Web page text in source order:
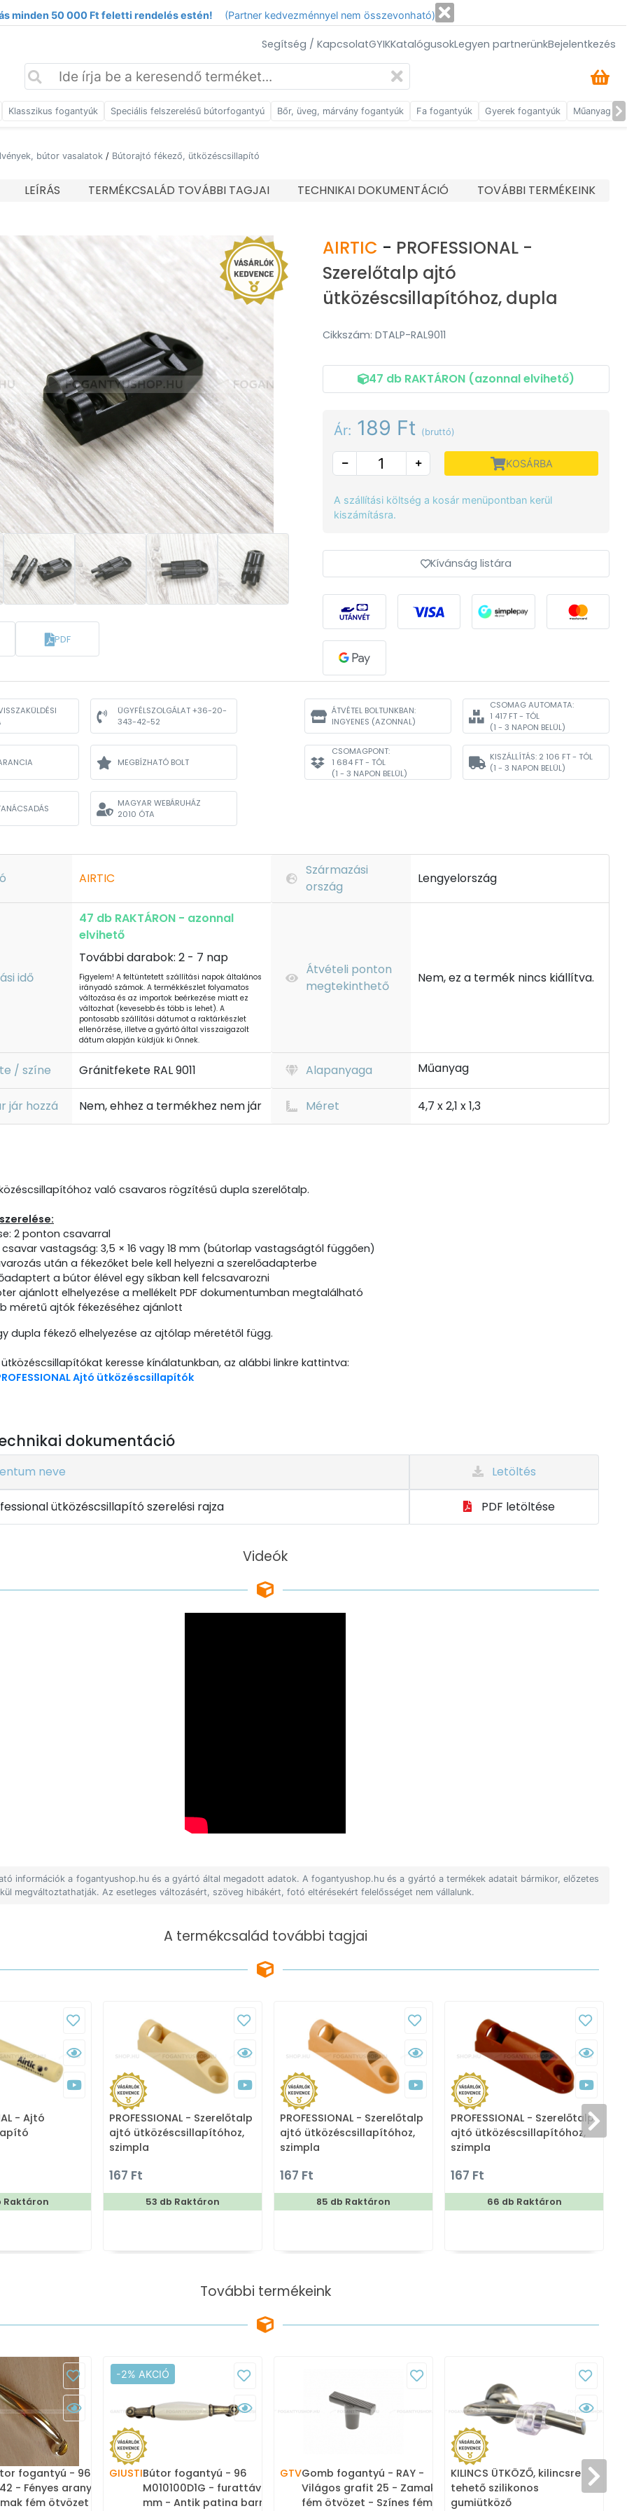
minden 50 000 Ft feletti rendelés estén! (Partner kedvezménnyel nem összevonható)
Segítség / KapcsolatGYIKKatalógusokLegyen partnerünkBejelentkezés
Klasszikus fogantyúk Speciális felszerelésű bútorfogantyú Bőr, üveg, márvány fogantyúk Fa fogantyúk Gyerek fogantyúk Műanyag
bútor vasalatok / Bútorajtó fékező, ütközéscsillapító
LEÍRÁS TERMÉKCSALÁD TOVÁBBI TAGJAI TECHNIKAI DOKUMENTÁCIÓ TOVÁBBI TERMÉKEINK
PDF
AIRTIC - PROFESSIONAL -
Szerelőtalp ajtó
ütközéscsillapítóhoz, dupla
Cikkszám: DTALP-RAL9011
47 db RAKTÁRON (azonnal elvihető)
Ár: 189 Ft (bruttó)
KOSÁRBA
A szállítási költség a kosár menüpontban kerül
kiszámításra.
Kívánság listára
ÜGYFÉLSZOLGÁLAT +36-20-
343-42-52
MEGBÍZHATÓ BOLT
MAGYAR WEBÁRUHÁZ
2010 ÓTA
ÁTVÉTEL BOLTUNKBAN:
INGYENES (AZONNAL)
CSOMAG AUTOMATA:
1 417 FT - TÓL
(1 - 3 NAPON BELÜL)
CSOMAGPONT:
1 684 FT - TÓL
(1 - 3 NAPON BELÜL)
KISZÁLLÍTÁS: 2 106 FT - TÓL
(1 - 3 NAPON BELÜL)
AIRTIC
Származási
ország
Lengyelország
idő
47 db RAKTÁRON - azonnal
elvihető
További darabok: 2 - 7 nap
Figyelem! A feltüntetett szállítási napok általános
irányadó számok. A termékkészlet folyamatos
változása és az importok beérkezése miatt ez
változhat (kevesebb és több is lehet). A
pontosabb szállítási dátumot a raktárkészlet
ellenőrzése, illetve a gyártó által visszaigazolt
dátum alapján küldjük ki Önnek.
Átvételi ponton
megtekinthető
Nem, ez a termék nincs kiállítva.
/ színe Gránitfekete RAL 9011 Alapanyaga Műanyag
jár hozzá Nem, ehhez a termékhez nem jár Méret 4,7 x 2,1 x 1,3
való csavaros rögzítésű dupla szerelőtalp.
2 ponton csavarral
vastagság: 3,5 × 16 vagy 18 mm (bútorlap vastagságtól függően)
után a fékezőket bele kell helyezni a szerelőadapterbe
a bútor élével egy síkban kell felcsavarozni
ajánlott elhelyezése a mellékelt PDF dokumentumban megtalálható
méretű ajtók fékezéséhez ajánlott
dupla fékező elhelyezése az ajtólap méretétől függ.
keresse kínálatunkban, az alábbi linkre kattintva:
Ajtó ütközéscsillapítók
dokumentáció
neve Letöltés
ütközéscsillapító szerelési rajza PDF letöltése
Videók
információk a fogantyushop.hu és a gyártó által megadott adatok. A fogantyushop.hu és a gyártó a termékek adatait bármikor, előzetes
megváltoztathatják. Az esetleges változásért, szöveg hibákért, fotó eltérésekért felelősséget nem vállalunk.
A termékcsalád további tagjai
- Ajtó
Raktáron
PROFESSIONAL - Szerelőtalp
ajtó ütközéscsillapítóhoz,
szimpla
167 Ft
53 db Raktáron
PROFESSIONAL - Szerelőtalp
ajtó ütközéscsillapítóhoz,
szimpla
167 Ft
85 db Raktáron
PROFESSIONAL - Szerelőtalp
ajtó ütközéscsillapítóhoz,
szimpla
167 Ft
66 db Raktáron
További termékeink
fogantyú - 96 mm -
- Fényes arany -
fém ötvözet - Egy
-2% AKCIÓ
GIUSTIBútor fogantyú - 96
M010100D1G - furattáv 96
mm - Antik patina barna -
GTVGomb fogantyú - RAY -
Világos grafit 25 - Zamak
fém ötvözet - Színes fém
KILINCS ÜTKÖZŐ, kilincsre
tehető szilikonos
gumiütköző